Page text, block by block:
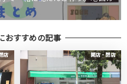
おすすめの記事
店 開店・閉店